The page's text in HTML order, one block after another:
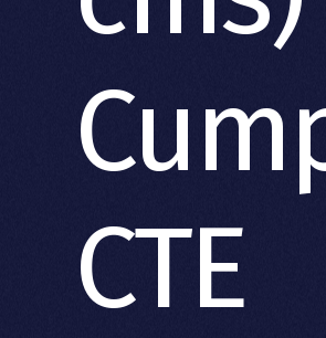
CTE